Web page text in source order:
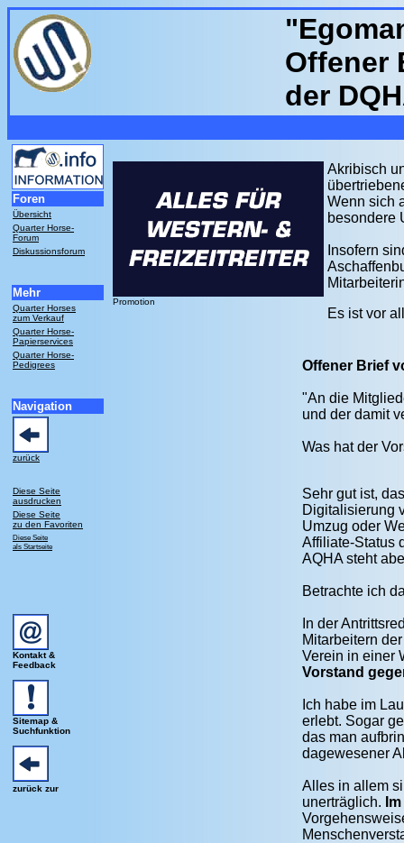
Offener
der
Foren
Übersicht
Quarter Horse-
Forum
Diskussionsforum
Mehr
Quarter Horses
zum Verkauf
Quarter Horse-
Papierservices
Quarter Horse-
Pedigrees
Navigation
zurück
Diese Seite
ausdrucken
Diese Seite
zu den Favoriten
Diese Seite
als Startseite
Kontakt &
Feedback
Sitemap &
Suchfunktion
zurück zur
Promotion
Akribisch
Wenn sich
besondere
Insofern
Es ist vor
Offener Brief
"An die
und der damit
Was hat der
Sehr gut ist,
Digitalisierung
Umzug oder
Affiliate-Status
AQHA steht
Betrachte ich
In der
Mitarbeitern
Verein in einer
Vorstand
Ich habe im
erlebt. Sogar
das man
dagewesener
Alles in allem
unerträglich.